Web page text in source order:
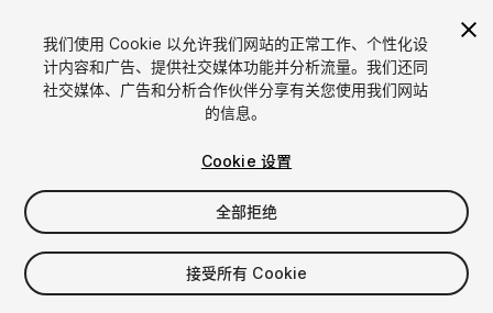
1/2
$12.99
增值税将在结算时计算
我们使用 Cookie 以允许我们网站的正常工作、个性化设
计内容和广告、提供社交媒体功能并分析流量。我们还同
社交媒体、广告和分析合作伙伴分享有关您使用我们网站
的信息。
Cookie 设置
全部拒绝
接受所有 Cookie